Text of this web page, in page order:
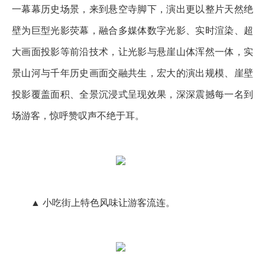
一幕幕历史场景，来到悬空寺脚下，演出更以整片天然绝
壁为巨型光影荧幕，融合多媒体数字光影、实时渲染、超
大画面投影等前沿技术，让光影与悬崖山体浑然一体，实
景山河与千年历史画面交融共生，宏大的演出规模、崖壁
投影覆盖面积、全景沉浸式呈现效果，深深震撼每一名到
场游客，惊呼赞叹声不绝于耳。
▲ 小吃街上特色风味让游客流连。